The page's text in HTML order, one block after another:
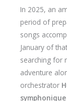
In 2025, an
period of
songs
January of
searching for
adventure
orchestrator